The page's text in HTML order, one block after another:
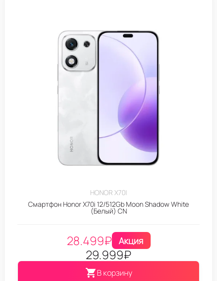
HONOR X70I
Смартфон Honor X70i 12/512Gb Moon Shadow White
(Белый) CN
28.499₽ Акция
29.999₽
В корзину